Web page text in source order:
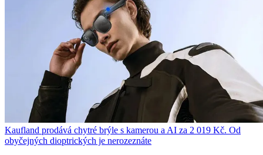
Kaufland prodává chytré brýle s kamerou a AI za 2 019 Kč. Od
obyčejných dioptrických je nerozeznáte